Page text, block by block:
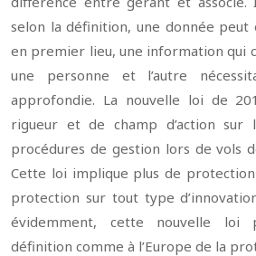
selon la définition, une donnée peut
en premier lieu, une information qui
une personne et l’autre
approfondie. La nouvelle loi de
rigueur et de champ d’action
procédures de gestion lors de vols
Cette loi implique plus de
protection sur tout type
évidemment, cette nouvelle loi
définition comme à l’Europe de la